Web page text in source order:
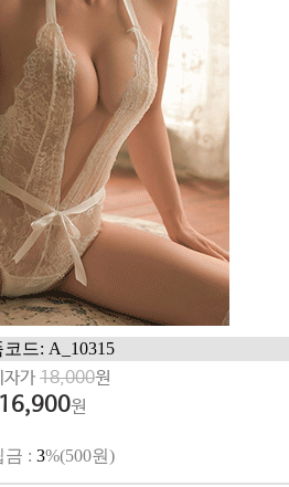
드: A_10315
자가 18,000원
16,900원
금 : 3%(500원)